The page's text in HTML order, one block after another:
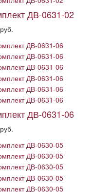
ДВ-0631-02
ДВ-0631-06